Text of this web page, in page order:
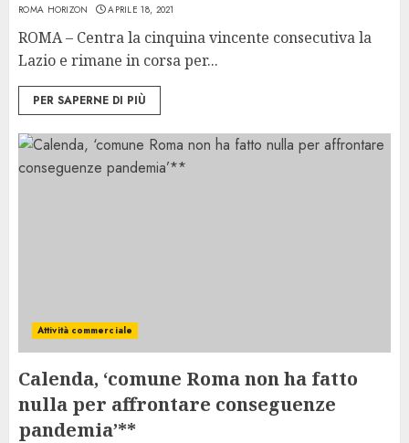
ROMA HORIZON APRILE 18, 2021
ROMA – Centra la cinquina vincente consecutiva la
Lazio e rimane in corsa per...
PER SAPERNE DI PIÙ
Attività commerciale
Calenda, ‘comune Roma non ha fatto
nulla per affrontare conseguenze
pandemia’**